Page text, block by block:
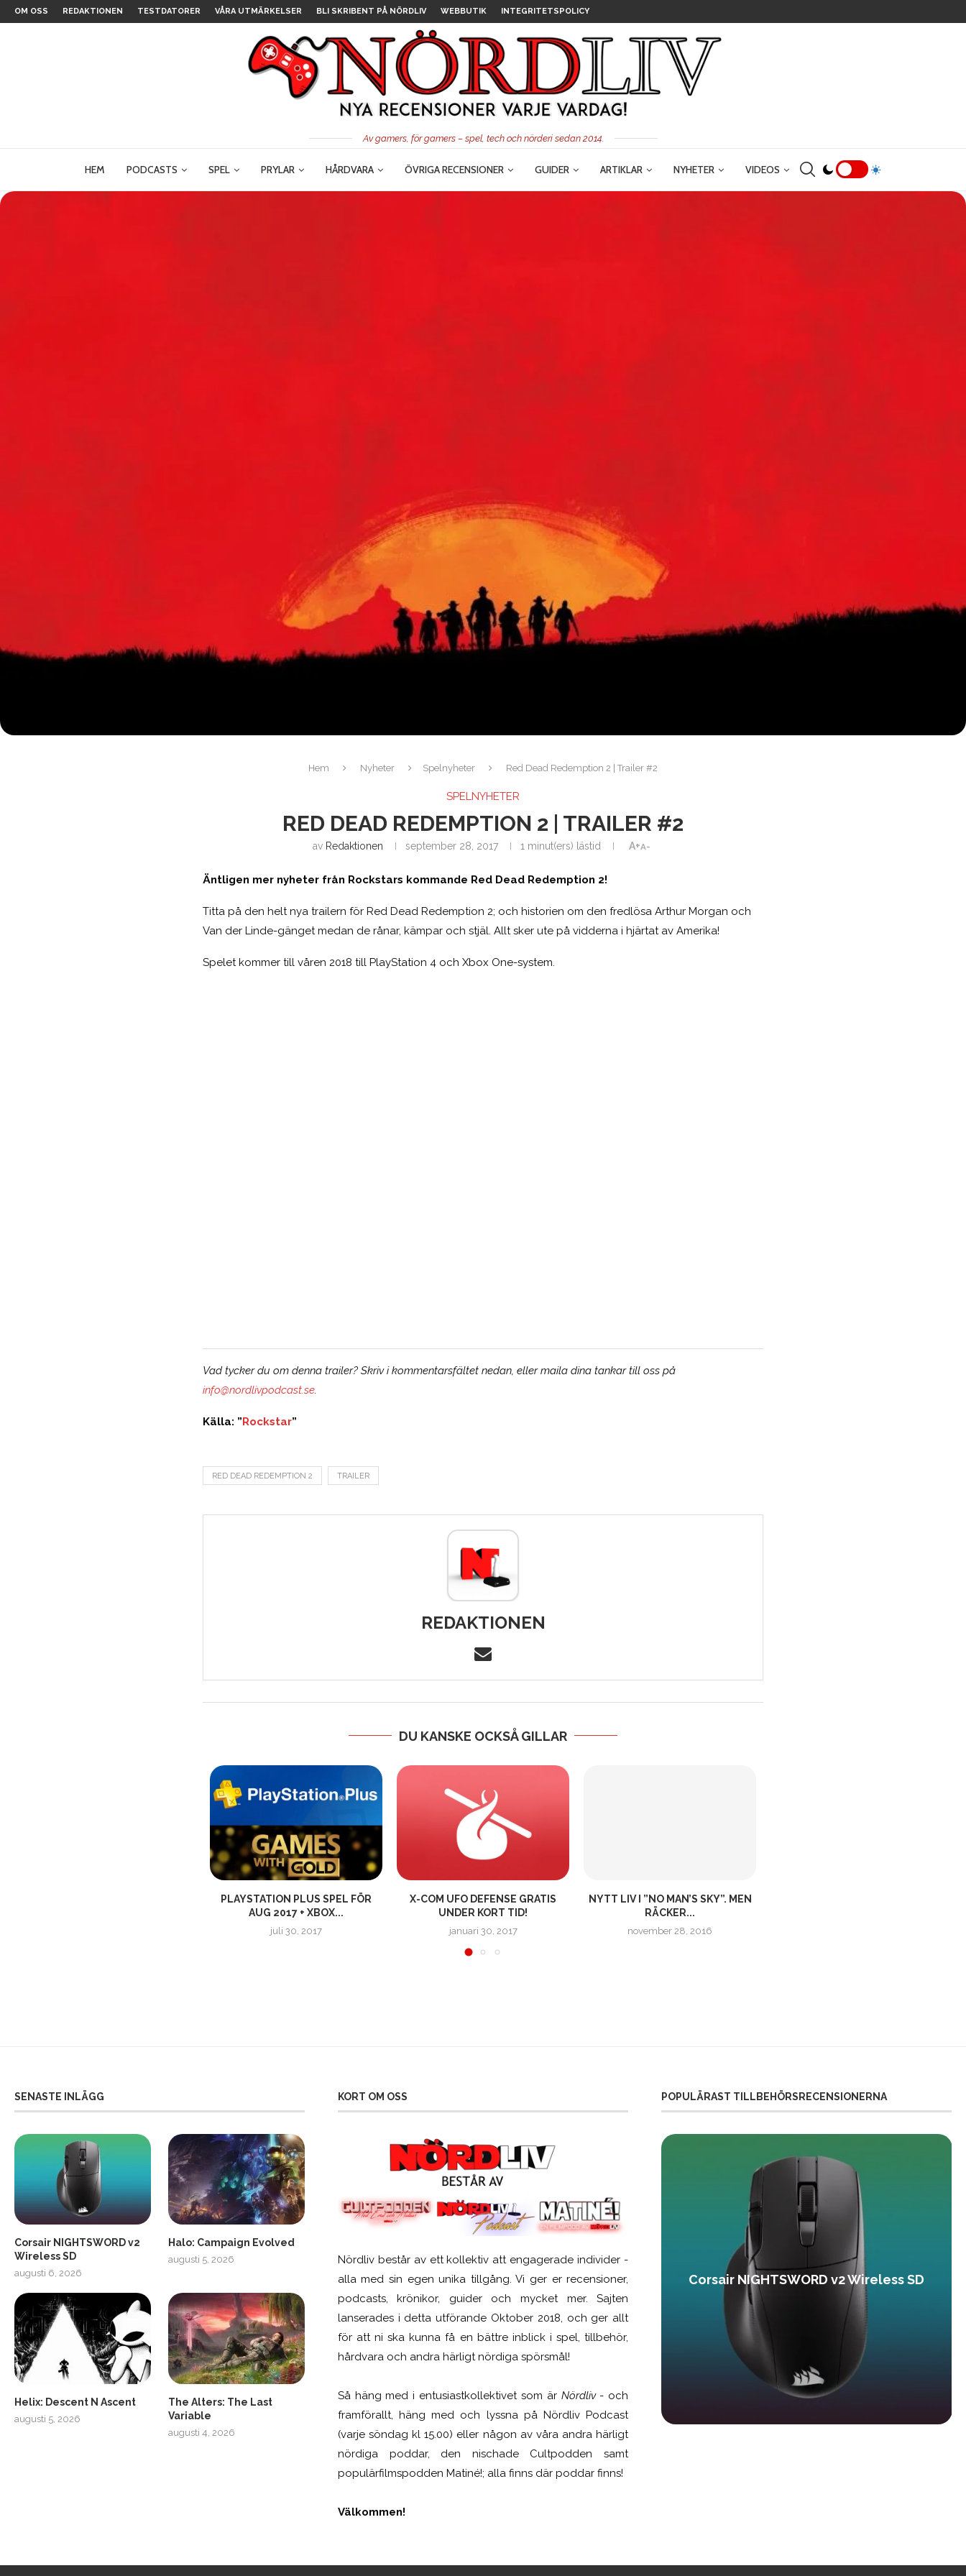
OM OSS REDAKTIONEN TESTDATORER VÅRA UTMÄRKELSER BLI SKRIBENT PÅ NÖRDLIV WEBBUTIK INTEGRITETSPOLICY
Av gamers, för gamers – spel, tech och nörderi sedan 2014.
HEM PODCASTS SPEL PRYLAR HÅRDVARA ÖVRIGA RECENSIONER GUIDER ARTIKLAR NYHETER VIDEOS
Hem Nyheter Spelnyheter Red Dead Redemption 2 | Trailer #2
SPELNYHETER
RED DEAD REDEMPTION 2 | TRAILER #2
av Redaktionen september 28, 2017 1 minut(ers) lästid A+A-
Äntligen mer nyheter från Rockstars kommande Red Dead Redemption 2!
Titta på den helt nya trailern för Red Dead Redemption 2; och historien om den fredlösa Arthur Morgan och
Van der Linde-gänget medan de rånar, kämpar och stjäl. Allt sker ute på vidderna i hjärtat av Amerika!
Spelet kommer till våren 2018 till PlayStation 4 och Xbox One-system.
Vad tycker du om denna trailer? Skriv i kommentarsfältet nedan, eller maila dina tankar till oss på
info@nordlivpodcast.se.
Källa: ”Rockstar”
RED DEAD REDEMPTION 2 TRAILER
REDAKTIONEN
DU KANSKE OCKSÅ GILLAR
PLAYSTATION PLUS SPEL FÖR
AUG 2017 + XBOX...
juli 30, 2017
X-COM UFO DEFENSE GRATIS
UNDER KORT TID!
januari 30, 2017
NYTT LIV I ”NO MAN’S SKY”. MEN
RÄCKER...
november 28, 2016
SENASTE INLÄGG
Corsair NIGHTSWORD v2
Wireless SD
augusti 6, 2026
Halo: Campaign Evolved
augusti 5, 2026
Helix: Descent N Ascent
augusti 5, 2026
The Alters: The Last
Variable
augusti 4, 2026
KORT OM OSS
Nördliv består av ett kollektiv att engagerade individer -
alla med sin egen unika tillgång. Vi ger er recensioner,
podcasts, krönikor, guider och mycket mer. Sajten
lanserades i detta utförande Oktober 2018, och ger allt
för att ni ska kunna få en bättre inblick i spel, tillbehör,
hårdvara och andra härligt nördiga spörsmål!
Så häng med i entusiastkollektivet som är Nördliv- och
framförallt, häng med och lyssna på Nördliv Podcast
(varje söndag kl 15.00) eller någon av våra andra härligt
nördiga poddar, den nischade Cultpodden samt
populärfilmspodden Matiné!; alla finns där poddar finns!
Välkommen!
POPULÄRAST TILLBEHÖRSRECENSIONERNA
SCUF Gaming Omega Corsair NIGHTSWORD v2 Wireless SD